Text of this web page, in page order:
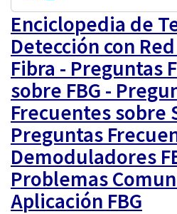
Enciclopedia de
Detección con
Fibra - Preguntas
sobre FBG -
Frecuentes sobre
Preguntas
Demoduladores
Problemas
Aplicación FBG